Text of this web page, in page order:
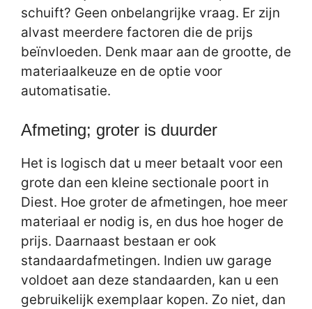
schuift? Geen onbelangrijke vraag. Er zijn
alvast meerdere factoren die de prijs
beïnvloeden. Denk maar aan de grootte, de
materiaalkeuze en de optie voor
automatisatie.
Afmeting; groter is duurder
Het is logisch dat u meer betaalt voor een
grote dan een kleine sectionale poort in
Diest. Hoe groter de afmetingen, hoe meer
materiaal er nodig is, en dus hoe hoger de
prijs. Daarnaast bestaan er ook
standaardafmetingen. Indien uw garage
voldoet aan deze standaarden, kan u een
gebruikelijk exemplaar kopen. Zo niet, dan